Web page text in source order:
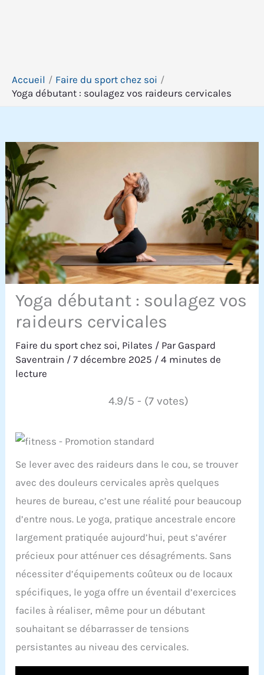
Accueil
Faire du sport chez soi
Yoga débutant : soulagez vos raideurs cervicales
Yoga débutant : soulagez vos
raideurs cervicales
Faire du sport chez soi, Pilates / ParGaspard
Saventrain /7 décembre 2025 /4 minutes de
lecture
4.9/5 - (7 votes)
Se lever avec des raideurs dans le cou, se trouver
avec des douleurs cervicales après quelques
heures de bureau, c’est une réalité pour beaucoup
d’entre nous. Le yoga, pratique ancestrale encore
largement pratiquée aujourd’hui, peut s’avérer
précieux pour atténuer ces désagréments. Sans
nécessiter d’équipements coûteux ou de locaux
spécifiques, le yoga offre un éventail d’exercices
faciles à réaliser, même pour un débutant
souhaitant se débarrasser de tensions
persistantes au niveau des cervicales.